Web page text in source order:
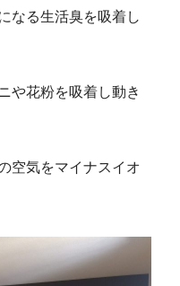
なる生活臭を吸着し
や花粉を吸着し動き
空気をマイナスイオ